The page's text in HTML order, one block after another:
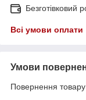
Безготівковий
Всі умови оплати
Умови
Повернення